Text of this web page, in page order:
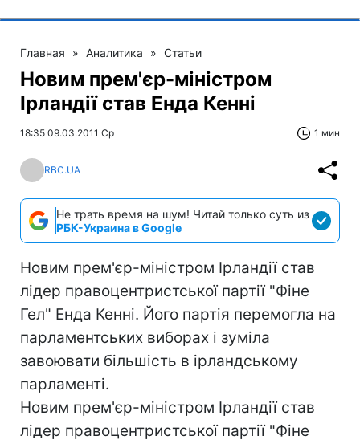
Главная » Аналитика » Статьи
Новим прем'єр-міністром
Ірландії став Енда Кенні
18:35 09.03.2011 Ср 1 мин
RBC.UA
Не трать время на шум! Читай только суть из
РБК-Украина в Google
Новим прем'єр-міністром Ірландії став
лідер правоцентристської партії "Фіне
Гел" Енда Кенні. Його партія перемогла на
парламентських виборах і зуміла
завоювати більшість в ірландському
парламенті.
Новим прем'єр-міністром Ірландії став
лідер правоцентристської партії "Фіне